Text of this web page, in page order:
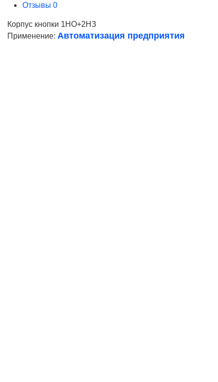
Отзывы 0
Корпус кнопки 1НО+2НЗ
Применение: Автоматизация предприятия
Ваше имя